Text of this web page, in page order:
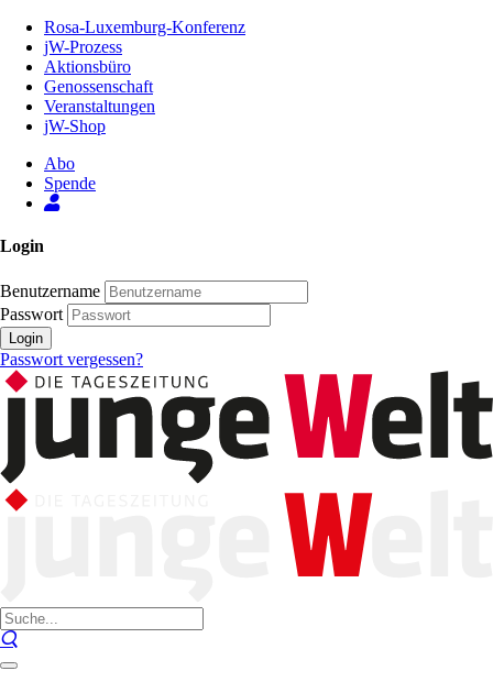
Inhalt
Seite
Rosa-Luxemburg-Konferenz
jW-Prozess
Aktionsbüro
Genossenschaft
Veranstaltungen
jW-Shop
Abo
Spende
Login
Benutzername
Passwort
Login
Passwort vergessen?